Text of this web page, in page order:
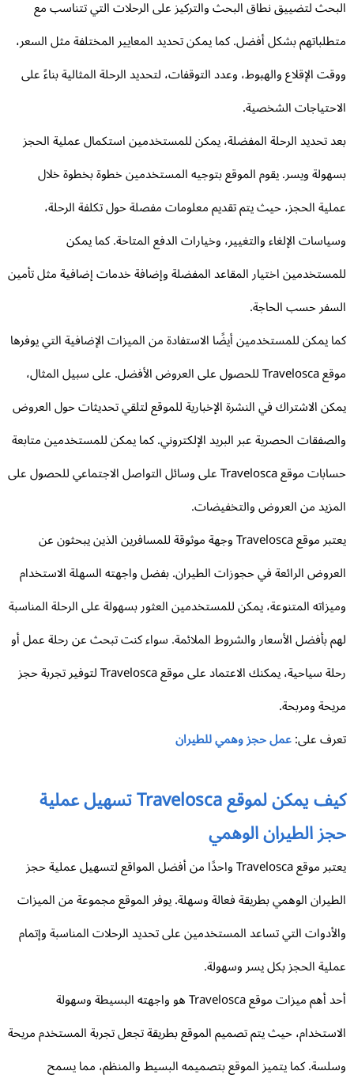
لتضييق نطاق البحث والتركيز على الرحلات التي تتناسب مع
بشكل أفضل. كما يمكن تحديد المعايير المختلفة مثل السعر،
الإقلاع والهبوط، وعدد التوقفات، لتحديد الرحلة المثالية بناءً على
الشخصية.
تحديد الرحلة المفضلة، يمكن للمستخدمين استكمال عملية الحجز
ويسر. يقوم الموقع بتوجيه المستخدمين خطوة بخطوة خلال
الحجز، حيث يتم تقديم معلومات مفصلة حول تكلفة الرحلة،
الإلغاء والتغيير، وخيارات الدفع المتاحة. كما يمكن
اختيار المقاعد المفضلة وإضافة خدمات إضافية مثل تأمين
حسب الحاجة.
يمكن للمستخدمين أيضًا الاستفادة من الميزات الإضافية التي يوفرها
موقع Travelosca للحصول على العروض الأفضل. على سبيل المثال،
الاشتراك في النشرة الإخبارية للموقع لتلقي تحديثات حول العروض
الحصرية عبر البريد الإلكتروني. كما يمكن للمستخدمين متابعة
حسابات موقع Travelosca على وسائل التواصل الاجتماعي للحصول على
من العروض والتخفيضات.
يعتبر موقع Travelosca وجهة موثوقة للمسافرين الذين يبحثون عن
الرائعة في حجوزات الطيران. بفضل واجهته السهلة الاستخدام
المتنوعة، يمكن للمستخدمين العثور بسهولة على الرحلة المناسبة
بأفضل الأسعار والشروط الملائمة. سواء كنت تبحث عن رحلة عمل أو
رحلة سياحية، يمكنك الاعتماد على موقع Travelosca لتوفير تجربة حجز
ومربحة.
على:عمل حجز وهمي للطيران
كيف يمكن لموقع Travelosca تسهيل عملية
الطيران الوهمي
يعتبر موقع Travelosca واحدًا من أفضل المواقع لتسهيل عملية حجز
الوهمي بطريقة فعالة وسهلة. يوفر الموقع مجموعة من الميزات
التي تساعد المستخدمين على تحديد الرحلات المناسبة وإتمام
الحجز بكل يسر وسهولة.
أحد أهم ميزات موقع Travelosca هو واجهته البسيطة وسهولة
حيث يتم تصميم الموقع بطريقة تجعل تجربة المستخدم مريحة
كما يتميز الموقع بتصميمه البسيط والمنظم، مما يسمح